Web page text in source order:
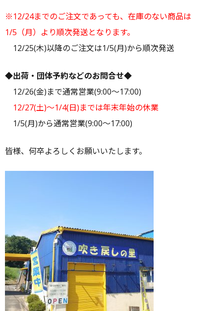
※12/24までのご注文であっても、在庫のない商品は
1/5（月）より順次発送となります。
12/25(木)以降のご注文は1/5(月)から順次発送
◆出荷・団体予約などのお問合せ◆
12/26(金)まで通常営業(9:00～17:00)
12/27(土)～1/4(日)までは年末年始の休業
1/5(月)から通常営業(9:00～17:00)
皆様、何卒よろしくお願いいたします。